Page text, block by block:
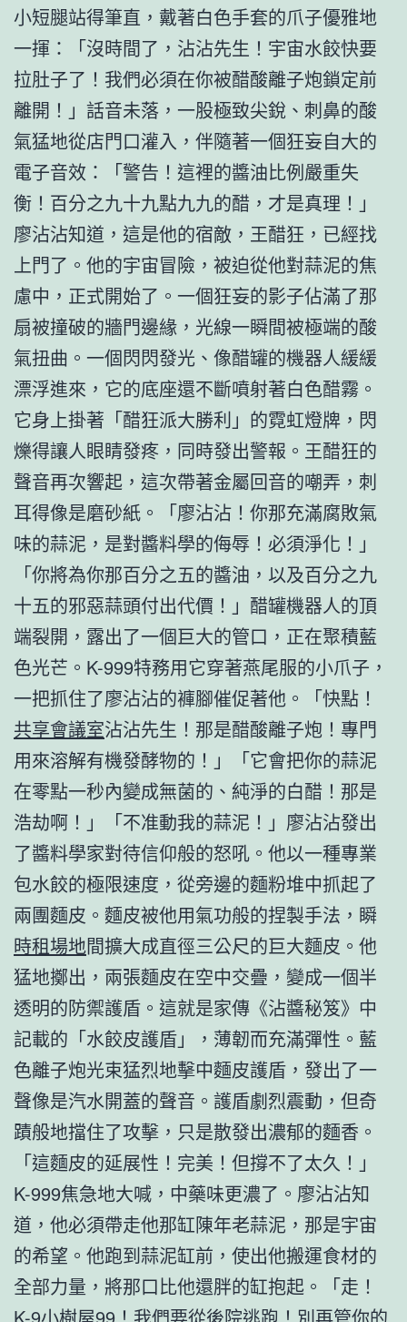
小短腿站得筆直，戴著白色手套的爪子優雅地
一揮：「沒時間了，沾沾先生！宇宙水餃快要
拉肚子了！我們必須在你被醋酸離子炮鎖定前
離開！」話音未落，一股極致尖銳、刺鼻的酸
氣猛地從店門口灌入，伴隨著一個狂妄自大的
電子音效：「警告！這裡的醬油比例嚴重失
衡！百分之九十九點九九的醋，才是真理！」
廖沾沾知道，這是他的宿敵，王醋狂，已經找
上門了。他的宇宙冒險，被迫從他對蒜泥的焦
慮中，正式開始了。一個狂妄的影子佔滿了那
扇被撞破的牆門邊緣，光線一瞬間被極端的酸
氣扭曲。一個閃閃發光、像醋罐的機器人緩緩
漂浮進來，它的底座還不斷噴射著白色醋霧。
它身上掛著「醋狂派大勝利」的霓虹燈牌，閃
爍得讓人眼睛發疼，同時發出警報。王醋狂的
聲音再次響起，這次帶著金屬回音的嘲弄，刺
耳得像是磨砂紙。「廖沾沾！你那充滿腐敗氣
味的蒜泥，是對醬料學的侮辱！必須淨化！」
「你將為你那百分之五的醬油，以及百分之九
十五的邪惡蒜頭付出代價！」醋罐機器人的頂
端裂開，露出了一個巨大的管口，正在聚積藍
色光芒。K-999特務用它穿著燕尾服的小爪子，
一把抓住了廖沾沾的褲腳催促著他。「快點！
共享會議室沾沾先生！那是醋酸離子炮！專門
用來溶解有機發酵物的！」「它會把你的蒜泥
在零點一秒內變成無菌的、純淨的白醋！那是
浩劫啊！」「不准動我的蒜泥！」廖沾沾發出
了醬料學家對待信仰般的怒吼。他以一種專業
包水餃的極限速度，從旁邊的麵粉堆中抓起了
兩團麵皮。麵皮被他用氣功般的捏製手法，瞬
時租場地間擴大成直徑三公尺的巨大麵皮。他
猛地擲出，兩張麵皮在空中交疊，變成一個半
透明的防禦護盾。這就是家傳《沾醬秘笈》中
記載的「水餃皮護盾」，薄韌而充滿彈性。藍
色離子炮光束猛烈地擊中麵皮護盾，發出了一
聲像是汽水開蓋的聲音。護盾劇烈震動，但奇
蹟般地擋住了攻擊，只是散發出濃郁的麵香。
「這麵皮的延展性！完美！但撐不了太久！」
K-999焦急地大喊，中藥味更濃了。廖沾沾知
道，他必須帶走他那缸陳年老蒜泥，那是宇宙
的希望。他跑到蒜泥缸前，使出他搬運食材的
全部力量，將那口比他還胖的缸抱起。「走！
K-9小樹屋99！我們要從後院逃跑！別再管你的